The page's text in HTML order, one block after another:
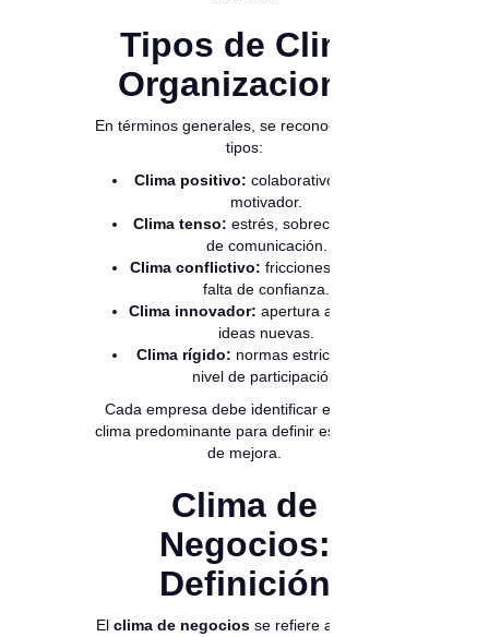
Tipos de Clima
Organizacional
En términos generales, se reconocen estos
tipos:
Clima positivo: colaborativo, estable,
motivador.
Clima tenso: estrés, sobrecarga, falta
de comunicación.
Clima conflictivo: fricciones internas y
falta de confianza.
Clima innovador: apertura al cambio e
ideas nuevas.
Clima rígido: normas estrictas y bajo
nivel de participación.
Cada empresa debe identificar el tipo de
clima predominante para definir estrategias
de mejora.
Clima de
Negocios:
Definición
El clima de negociosse refiere al entorno